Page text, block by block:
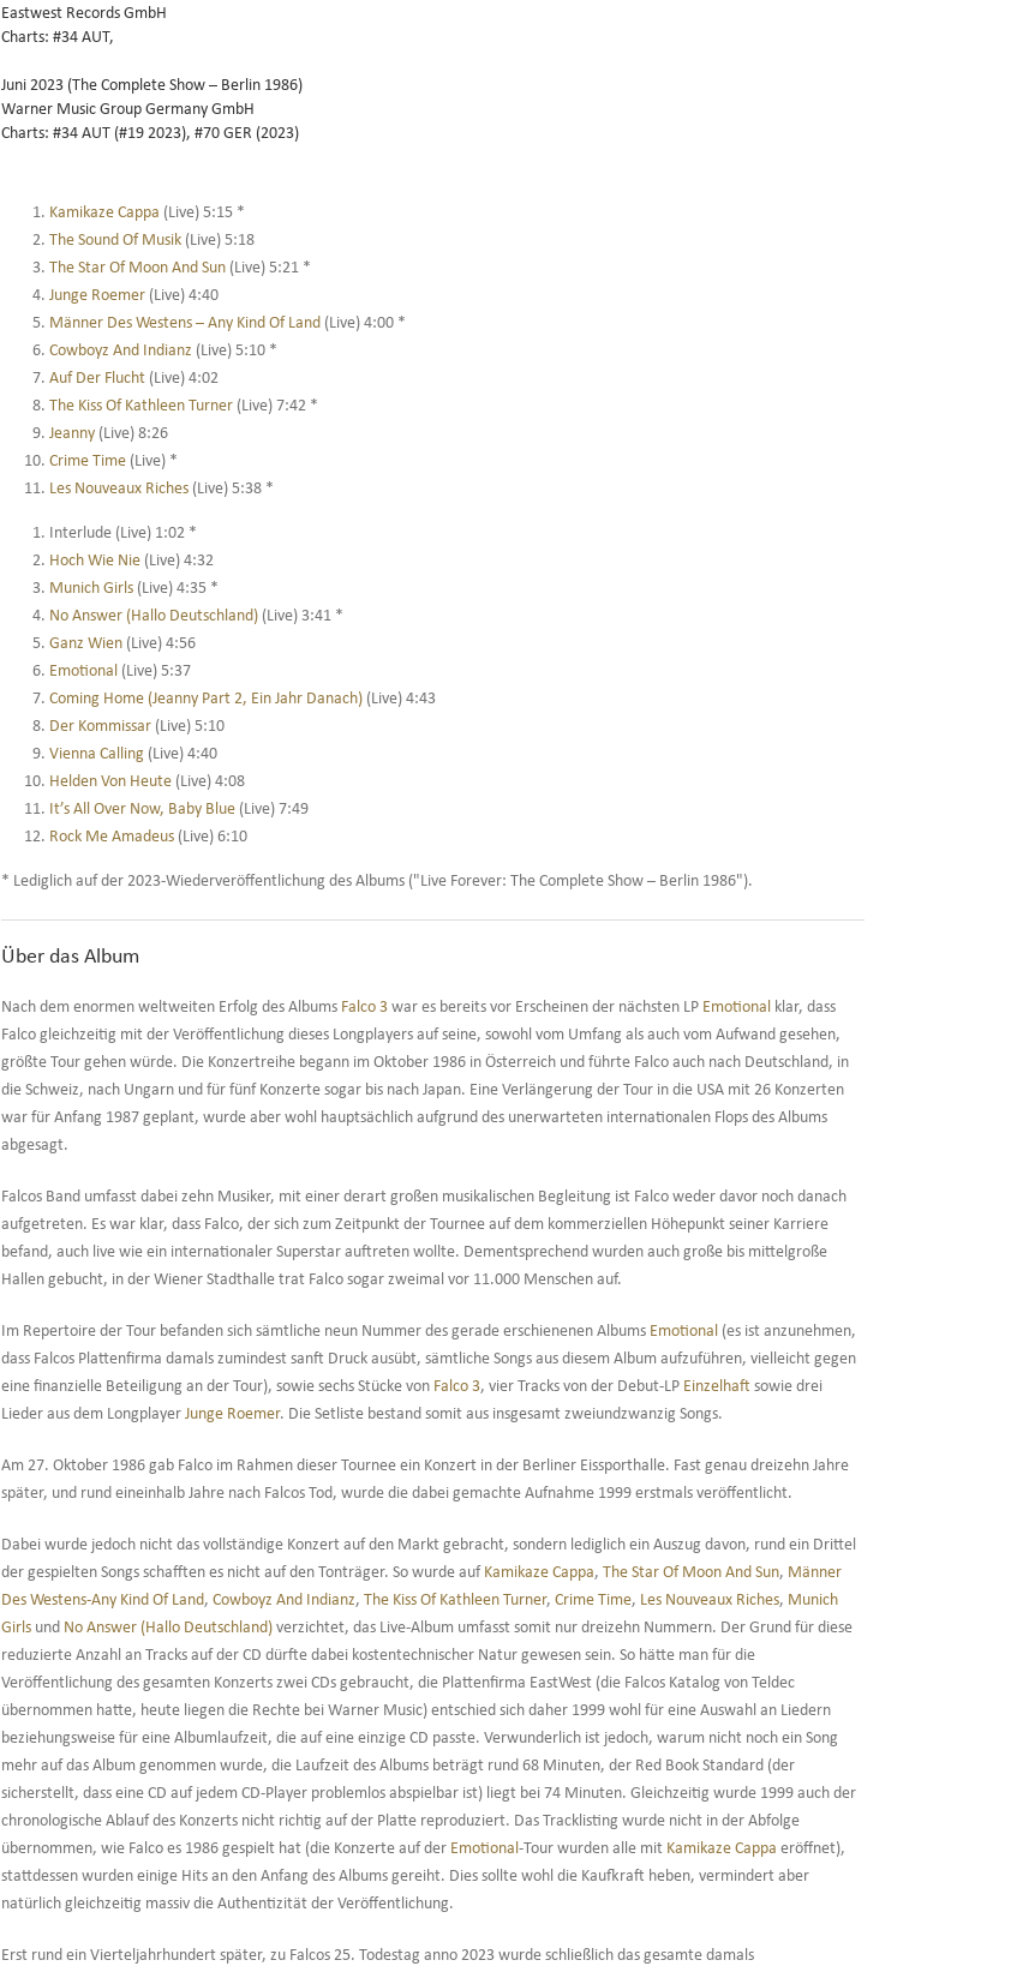
Eastwest Records GmbH
Charts: #34 AUT,
Juni 2023 (The Complete Show – Berlin 1986)
Warner Music Group Germany GmbH
Charts: #34 AUT (#19 2023), #70 GER (2023)
Kamikaze Cappa (Live) 5:15 *
The Sound Of Musik (Live) 5:18
The Star Of Moon And Sun (Live) 5:21 *
Junge Roemer (Live) 4:40
Männer Des Westens – Any Kind Of Land (Live) 4:00 *
Cowboyz And Indianz (Live) 5:10 *
Auf Der Flucht (Live) 4:02
The Kiss Of Kathleen Turner (Live) 7:42 *
Jeanny (Live) 8:26
Crime Time (Live) *
Les Nouveaux Riches (Live) 5:38 *
Interlude (Live) 1:02 *
Hoch Wie Nie (Live) 4:32
Munich Girls (Live) 4:35 *
No Answer (Hallo Deutschland) (Live) 3:41 *
Ganz Wien (Live) 4:56
Emotional (Live) 5:37
Coming Home (Jeanny Part 2, Ein Jahr Danach) (Live) 4:43
Der Kommissar (Live) 5:10
Vienna Calling (Live) 4:40
Helden Von Heute (Live) 4:08
It’s All Over Now, Baby Blue (Live) 7:49
Rock Me Amadeus (Live) 6:10
* Lediglich auf der 2023-Wiederveröffentlichung des Albums ("Live Forever: The Complete Show – Berlin 1986").
Über das Album
Nach dem enormen weltweiten Erfolg des Albums Falco 3 war es bereits vor Erscheinen der nächsten LP Emotional klar, dass
Falco gleichzeitig mit der Veröffentlichung dieses Longplayers auf seine, sowohl vom Umfang als auch vom Aufwand gesehen,
größte Tour gehen würde. Die Konzertreihe begann im Oktober 1986 in Österreich und führte Falco auch nach Deutschland, in
die Schweiz, nach Ungarn und für fünf Konzerte sogar bis nach Japan. Eine Verlängerung der Tour in die USA mit 26 Konzerten
war für Anfang 1987 geplant, wurde aber wohl hauptsächlich aufgrund des unerwarteten internationalen Flops des Albums
abgesagt.
Falcos Band umfasst dabei zehn Musiker, mit einer derart großen musikalischen Begleitung ist Falco weder davor noch danach
aufgetreten. Es war klar, dass Falco, der sich zum Zeitpunkt der Tournee auf dem kommerziellen Höhepunkt seiner Karriere
befand, auch live wie ein internationaler Superstar auftreten wollte. Dementsprechend wurden auch große bis mittelgroße
Hallen gebucht, in der Wiener Stadthalle trat Falco sogar zweimal vor 11.000 Menschen auf.
Im Repertoire der Tour befanden sich sämtliche neun Nummer des gerade erschienenen Albums Emotional (es ist anzunehmen,
dass Falcos Plattenfirma damals zumindest sanft Druck ausübt, sämtliche Songs aus diesem Album aufzuführen, vielleicht gegen
eine finanzielle Beteiligung an der Tour), sowie sechs Stücke von Falco 3, vier Tracks von der Debut-LP Einzelhaft sowie drei
Lieder aus dem LongplayerJunge Roemer. Die Setliste bestand somit aus insgesamt zweiundzwanzig Songs.
Am 27. Oktober 1986 gab Falco im Rahmen dieser Tournee ein Konzert in der Berliner Eissporthalle. Fast genau dreizehn Jahre
später, und rund eineinhalb Jahre nach Falcos Tod, wurde die dabei gemachte Aufnahme 1999 erstmals veröffentlicht.
Dabei wurde jedoch nicht das vollständige Konzert auf den Markt gebracht, sondern lediglich ein Auszug davon, rund ein Drittel
der gespielten Songs schafften es nicht auf den Tonträger. So wurde auf Kamikaze Cappa,The Star Of Moon And Sun, Männer
Des Westens-Any Kind Of Land,Cowboyz And Indianz,The Kiss Of Kathleen Turner,Crime Time, Les Nouveaux Riches, Munich
Girls und No Answer (Hallo Deutschland) verzichtet, das Live-Album umfasst somit nur dreizehn Nummern. Der Grund für diese
reduzierte Anzahl an Tracks auf der CD dürfte dabei kostentechnischer Natur gewesen sein. So hätte man für die
Veröffentlichung des gesamten Konzerts zwei CDs gebraucht, die Plattenfirma EastWest (die Falcos Katalog von Teldec
übernommen hatte, heute liegen die Rechte bei Warner Music) entschied sich daher 1999 wohl für eine Auswahl an Liedern
beziehungsweise für eine Albumlaufzeit, die auf eine einzige CD passte. Verwunderlich ist jedoch, warum nicht noch ein Song
mehr auf das Album genommen wurde, die Laufzeit des Albums beträgt rund 68 Minuten, der Red Book Standard (der
sicherstellt, dass eine CD auf jedem CD-Player problemlos abspielbar ist) liegt bei 74 Minuten. Gleichzeitig wurde 1999 auch der
chronologische Ablauf des Konzerts nicht richtig auf der Platte reproduziert. Das Tracklisting wurde nicht in der Abfolge
übernommen, wie Falco es 1986 gespielt hat (die Konzerte auf der Emotional-Tour wurden alle mit Kamikaze Cappa eröffnet),
stattdessen wurden einige Hits an den Anfang des Albums gereiht. Dies sollte wohl die Kaufkraft heben, vermindert aber
natürlich gleichzeitig massiv die Authentizität der Veröffentlichung.
Erst rund ein Vierteljahrhundert später, zu Falcos 25. Todestag anno 2023 wurde schließlich das gesamte damals